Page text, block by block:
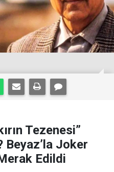
Tezenesi”
Beyaz’la Joker
Edildi